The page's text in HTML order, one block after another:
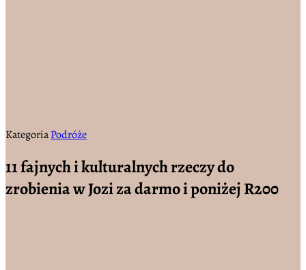
KategoriaPodróże
11 fajnych i kulturalnych rzeczy do
zrobienia w Jozi za darmo i poniżej R200